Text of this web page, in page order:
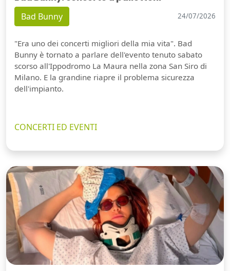
Bad Bunny 24/07/2026
"Era uno dei concerti migliori della mia vita". Bad
Bunny è tornato a parlare dell'evento tenuto sabato
scorso all'Ippodromo La Maura nella zona San Siro di
Milano. E la grandine riapre il problema sicurezza
dell'impianto.
CONCERTI ED EVENTI